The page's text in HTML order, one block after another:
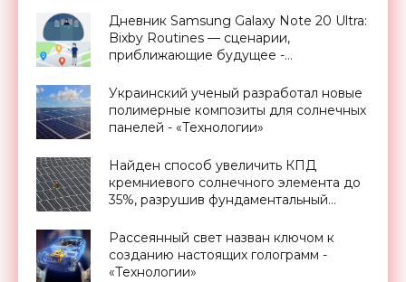
Дневник Samsung Galaxy Note 20 Ultra:
Bixby Routines — сценарии,
приближающие будущее -
Украинский ученый разработал новые
полимерные композиты для солнечных
панелей - «Технологии»
Найден способ увеличить КПД
кремниевого солнечного элемента до
35%, разрушив фундаментальный
Электроники»
Рассеянный свет назван ключом к
созданию настоящих голограмм -
«Технологии»